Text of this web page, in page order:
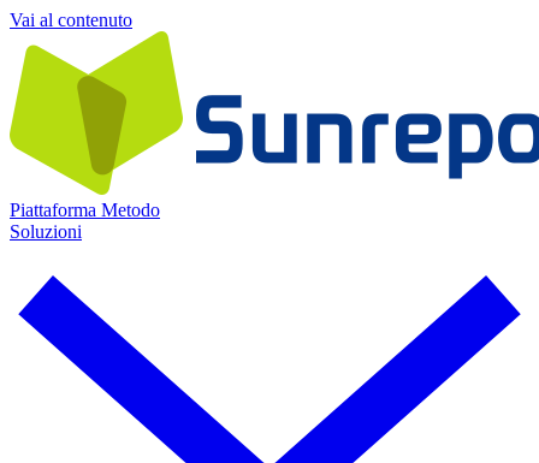
Vai al contenuto
Piattaforma Metodo
Soluzioni